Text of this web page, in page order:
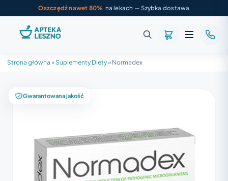
Oszczędź nawet 80% na lekach — Szybka dostawa
Strona główna » Suplementy Diety» Normadex
Gwarantowana jakość